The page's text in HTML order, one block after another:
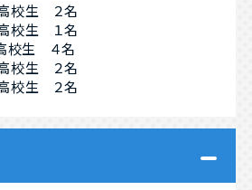
生 ２名
生 １名
生 ４名
生 ２名
生 ２名